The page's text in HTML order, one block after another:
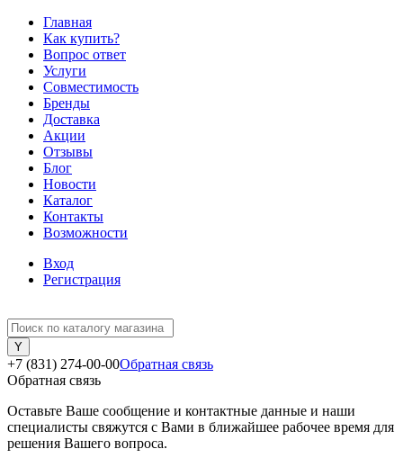
Главная
Как купить?
Вопрос ответ
Услуги
Совместимость
Бренды
Доставка
Акции
Отзывы
Блог
Новости
Каталог
Контакты
Возможности
Вход
Регистрация
+7 (831) 274-00-00Обратная связь
Обратная связь
Оставьте Ваше сообщение и контактные данные и наши
специалисты свяжутся с Вами в ближайшее рабочее время для
решения Вашего вопроса.